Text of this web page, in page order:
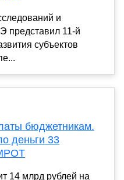
и
представил 11-й
субъектов
бюджетникам.
деньги 33
14 млрд рублей на